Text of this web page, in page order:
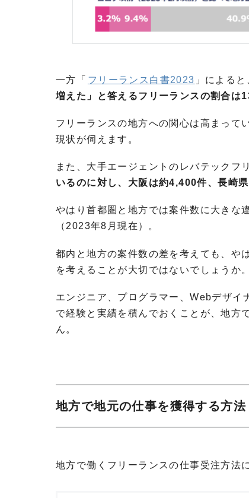
一方「 フリーランス白書2023 」による
増えた」と答えるフリーランスの割合は
フリーランスの地方への関心は高まって
現状が伺えます。
また、大手エージェントのレバテックフ
いるのに対し、大阪は約4,400件、長崎
やはり首都圏と地方では案件数に大きな
（2023年8月現在）。
都内と地方の案件数の差を考えても、や
を考えることが大切ではないでしょうか。
エンジニア、プログラマー、Webデザイ
で経験と実績を積んでおくことが、地方
ん。
地方で地元の仕事を獲得する方法
地方で働くフリーランスの仕事受注方法